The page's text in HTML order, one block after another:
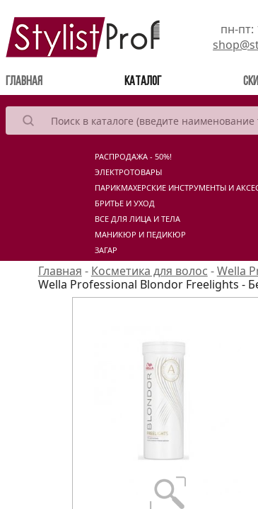
пн-пт:
Главная Каталог
РАСПРОДАЖА - 50%!
ЭЛЕКТРОТОВАРЫ
ПАРИКМАХЕРСКИЕ ИНСТРУМЕНТЫ И
БРИТЬЕ И УХОД
ВСЕ ДЛЯ ЛИЦА И ТЕЛА
МАНИКЮР И ПЕДИКЮР
ЗАГАР
Главная - Косметика для волос -Wella
Wella Professional Blondor Freelights -